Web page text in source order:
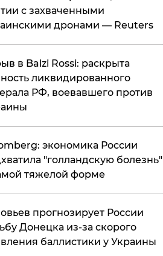
с захваченными
дронами — Reuters
в Balzi Rossi: раскрыта
ликвидированного
РФ, воевавшего против
экономика России
"голландскую болезнь"
тяжелой форме
прогнозирует России
Донецка из-за скорого
баллистики у Украины